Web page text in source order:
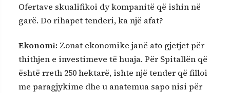
Ofertave skualifikoi dy kompanitë që ishin në
garë. Do rihapet tenderi, ka një afat?
Ekonomi: Zonat ekonomike janë ato gjetjet për
thithjen e investimeve të huaja. Për Spitallën që
është rreth 250 hektarë, ishte një tender që filloi
me paragjykime dhe u anatemua sapo nisi për